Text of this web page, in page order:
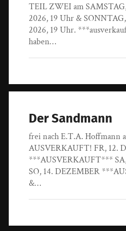
TEIL ZWEI am
2026, 19 Uhr &
2026, 19 Uhr.
haben…
Der Sandmann
frei nach E.T.A. Hoffmann
AUSVERKAUFT! FR, 12.
***AUSVERKAUFT***
SO, 14. DEZEMBER
&…